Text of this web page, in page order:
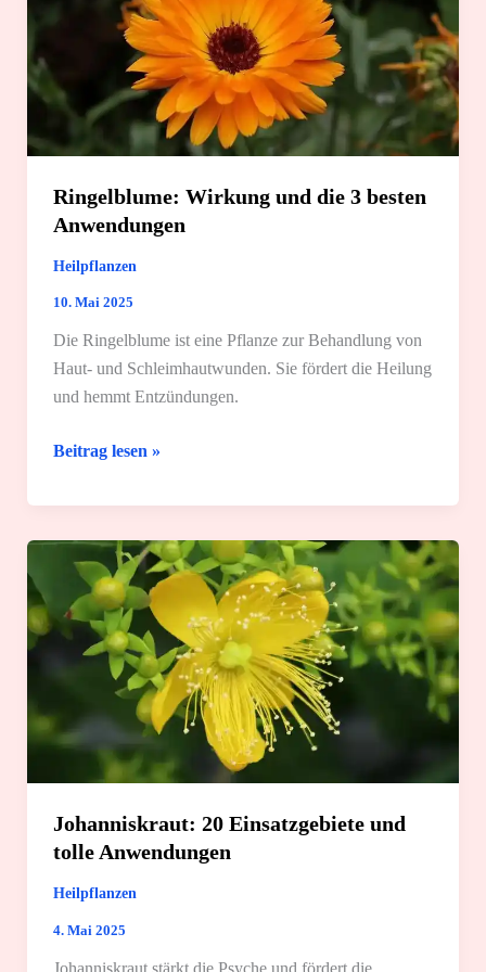
Ringelblume: Wirkung und die 3 besten
Anwendungen
Heilpflanzen
10. Mai 2025
Die Ringelblume ist eine Pflanze zur Behandlung von
Haut- und Schleimhautwunden. Sie fördert die Heilung
und hemmt Entzündungen.
Ringelblume:
und
besten
Anwendungen
Beitrag lesen »
Johanniskraut: 20 Einsatzgebiete und
tolle Anwendungen
Heilpflanzen
4. Mai 2025
Johanniskraut stärkt die Psyche und fördert die